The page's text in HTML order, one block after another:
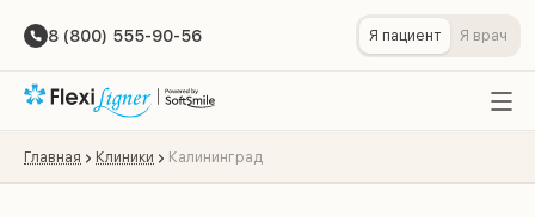
8 (800) 555-90-56 Я пациент Я врач
Главная Клиники Калининград